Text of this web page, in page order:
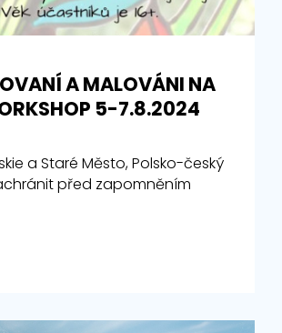
A MALOVÁNI NA
5-7.8.2024
a Staré Město, Polsko-český
před zapomněním